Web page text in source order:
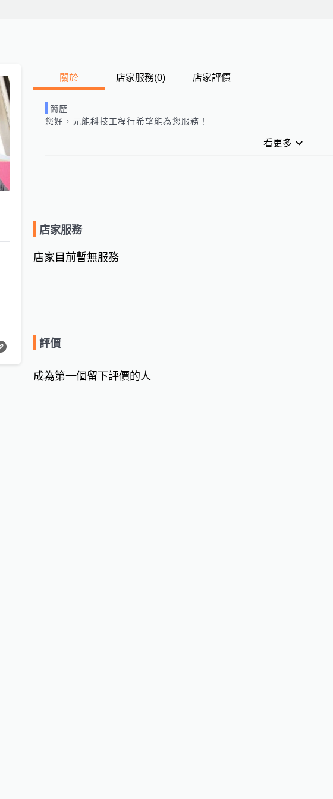
關於 店家服務(0) 店家評價
簡歷
您好，元能科技工程行希望能為您服務！
看更多
店家服務
店家目前暫無服務
評價
成為第一個留下評價的人